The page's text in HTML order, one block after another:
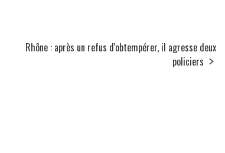
Rhône : après un refus d'obtempérer, il agresse deux
policiers